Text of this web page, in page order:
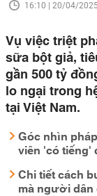
16:10 | 20/04/2025
Vụ việc triệt
sữa bột giả,
gần 500 tỷ
lo ngại trong
tại Việt Nam.
Góc nhìn
viên 'có tiếng'
Chi tiết cách
mà người dân